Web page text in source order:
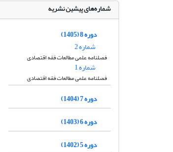
شماره‌های پیشین نشریه
دوره 8 (1405)
شماره 2
فصلنامه علمی مطالعات فقه اقتصادی
شماره 1
فصلنامه علمی مطالعات فقه اقتصادی
دوره 7 (1404)
دوره 6 (1403)
دوره 5 (1402)